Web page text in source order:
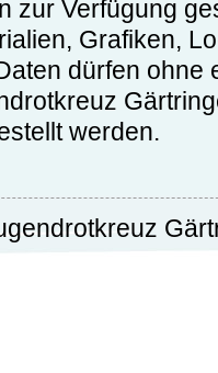
zur Verfügung
Grafiken,
dürfen ohne
werden.